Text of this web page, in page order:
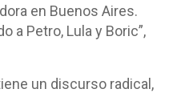
en Buenos Aires.
a Petro, Lula y Boric”,
un discurso radical,